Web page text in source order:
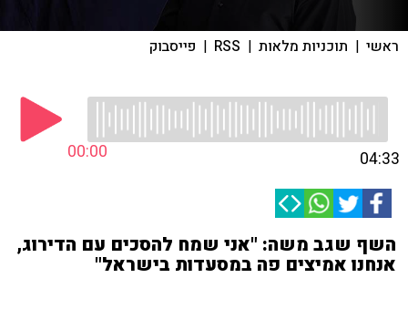
ראשי | תוכניות מלאות |
RSS
| פייסבוק
00:00 04:33
השף שגב משה: "אני שמח להסכים עם הדירוג,
אנחנו אמיצים פה במסעדות בישראל"